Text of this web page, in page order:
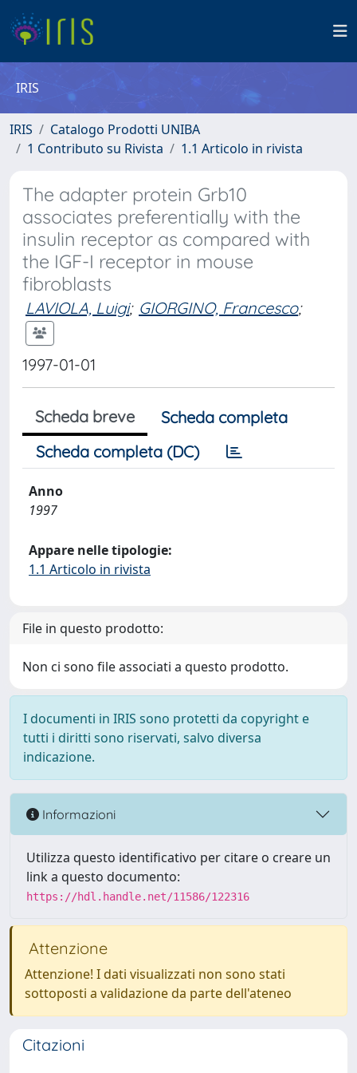
IRIS
IRIS
Catalogo Prodotti UNIBA
1 Contributo su Rivista
1.1 Articolo in rivista
The adapter protein Grb10
associates preferentially with the
insulin receptor as compared with
the IGF-I receptor in mouse
fibroblasts
LAVIOLA, Luigi; GIORGINO, Francesco;
1997-01-01
Scheda breve
Scheda completa
Scheda completa (DC)
Anno
1997
Appare nelle tipologie:
1.1 Articolo in rivista
File in questo prodotto:
Non ci sono file associati a questo prodotto.
I documenti in IRIS sono protetti da copyright e
tutti i diritti sono riservati, salvo diversa
indicazione.
Informazioni
Utilizza questo identificativo per citare o creare un
link a questo documento:
https://hdl.handle.net/11586/122316
Attenzione
Attenzione! I dati visualizzati non sono stati
sottoposti a validazione da parte dell'ateneo
Citazioni